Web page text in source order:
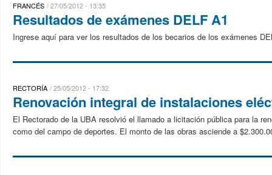
FRANCÉS 27/05/2012 - 13:35
Resultados de exámenes DELF A1
Ingrese aquí para ver los resultados de los becarios de los exámenes
RECTORÍA 25/05/2012 - 17:32
Renovación integral de instalaciones
El Rectorado de la UBA resolvió el llamado a licitación pública para la
como del campo de deportes. El monto de las obras asciende a